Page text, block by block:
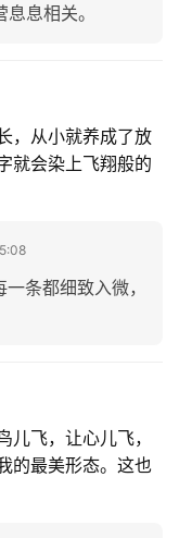
息相关。
，从小就养成了放
就会染上飞翔般的
条都细致入微，
飞，让心儿飞，
的最美形态。这也